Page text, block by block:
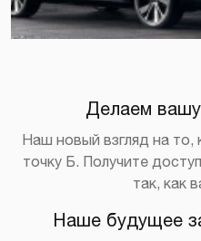
Делаем
Наш новый взгляд на то,
точку Б. Получите
так, как
Наше будущее